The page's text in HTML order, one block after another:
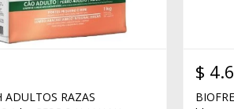
ADULTOS RAZAS
$